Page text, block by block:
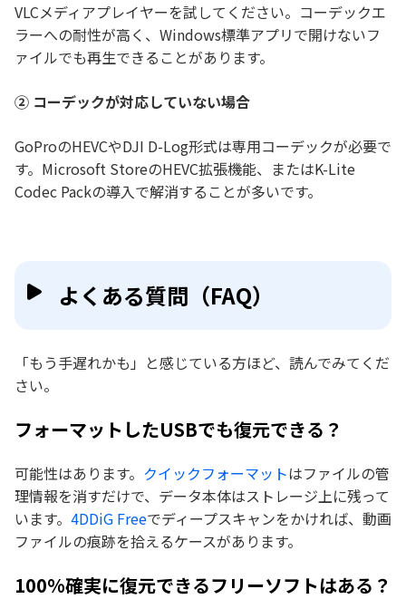
VLCメディアプレイヤーを試してください。コーデックエ
ラーへの耐性が高く、Windows標準アプリで開けないフ
ァイルでも再生できることがあります。
② コーデックが対応していない場合
GoProのHEVCやDJI D-Log形式は専用コーデックが必要で
す。Microsoft StoreのHEVC拡張機能、またはK-Lite
Codec Packの導入で解消することが多いです。
よくある質問（FAQ）
「もう手遅れかも」と感じている方ほど、読んでみてくだ
さい。
フォーマットしたUSBでも復元できる？
可能性はあります。 クイックフォーマットはファイルの管
理情報を消すだけで、データ本体はストレージ上に残って
います。 4DDiG Freeでディープスキャンをかければ、動画
ファイルの痕跡を拾えるケースがあります。
100%確実に復元できるフリーソフトはある？